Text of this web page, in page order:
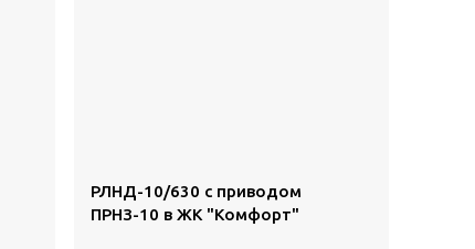
РЛНД-10/630 с приводом
ПРНЗ-10 в ЖК "Комфорт"